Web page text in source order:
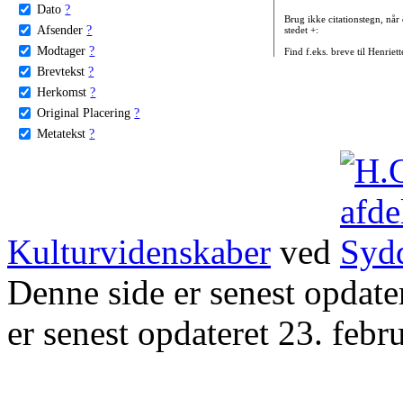
Dato ?
Afsender ?
Modtager ?
Brevtekst ?
Herkomst ?
Original Placering ?
Metatekst ?
Brug ikke citationstegn, når
stedet +:
Find f.eks. breve til
Kulturvidenskaber ved
Denne side er senest
er senest opdateret 23.